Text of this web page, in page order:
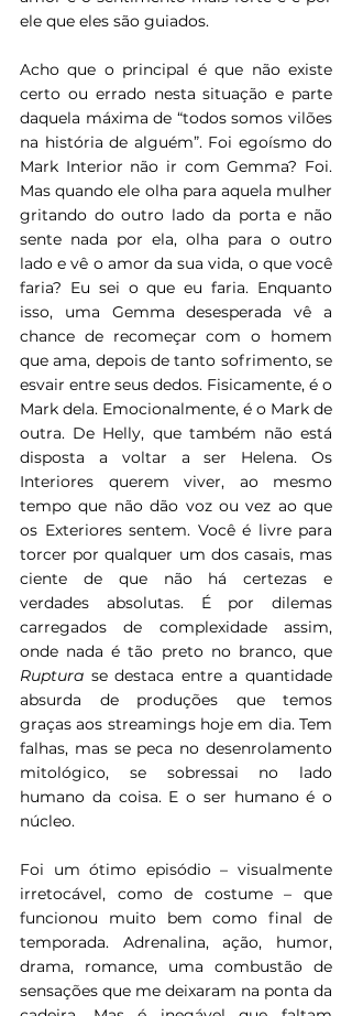
ele que eles são guiados.
Acho que o principal é que não existe
certo ou errado nesta situação e parte
daquela máxima de “todos somos vilões
na história de alguém”. Foi egoísmo do
Mark Interior não ir com Gemma? Foi.
Mas quando ele olha para aquela mulher
gritando do outro lado da porta e não
sente nada por ela, olha para o outro
lado e vê o amor da sua vida, o que você
faria? Eu sei o que eu faria. Enquanto
isso, uma Gemma desesperada vê a
chance de recomeçar com o homem
que ama, depois de tanto sofrimento, se
esvair entre seus dedos. Fisicamente, é o
Mark dela. Emocionalmente, é o Mark de
outra. De Helly, que também não está
disposta a voltar a ser Helena. Os
Interiores querem viver, ao mesmo
tempo que não dão voz ou vez ao que
os Exteriores sentem. Você é livre para
torcer por qualquer um dos casais, mas
ciente de que não há certezas e
verdades absolutas. É por dilemas
carregados de complexidade assim,
Ruptura se destaca entre a quantidade
absurda de produções que temos
graças aos streamings hoje em dia. Tem
falhas, mas se peca no desenrolamento
mitológico, se sobressai no lado
humano da coisa. E o ser humano é o
núcleo.
Foi um ótimo episódio – visualmente
irretocável, como de costume – que
funcionou muito bem como final de
temporada. Adrenalina, ação, humor,
drama, romance, uma combustão de
sensações que me deixaram na ponta da